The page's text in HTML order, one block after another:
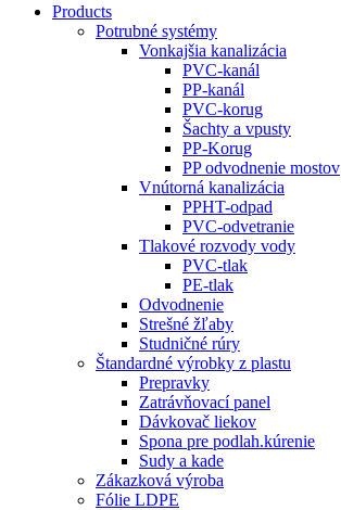
Products
Potrubné systémy
Vonkajšia kanalizácia
PVC-kanál
PP-kanál
PVC-korug
Šachty a vpusty
PP-Korug
PP odvodnenie mostov
Vnútorná kanalizácia
PPHT-odpad
PVC-odvetranie
Tlakové rozvody vody
PVC-tlak
PE-tlak
Odvodnenie
Strešné žľaby
Studničné rúry
Štandardné výrobky z plastu
Prepravky
Zatrávňovací panel
Dávkovač liekov
Spona pre podlah.kúrenie
Sudy a kade
Zákazková výroba
Fólie LDPE